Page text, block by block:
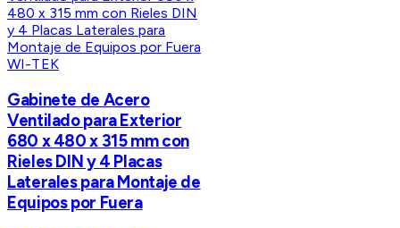
WI-TEK
Gabinete de Acero
Ventilado para Exterior
680 x 480 x 315 mm con
Rieles DIN y 4 Placas
Laterales para Montaje de
Equipos por Fuera